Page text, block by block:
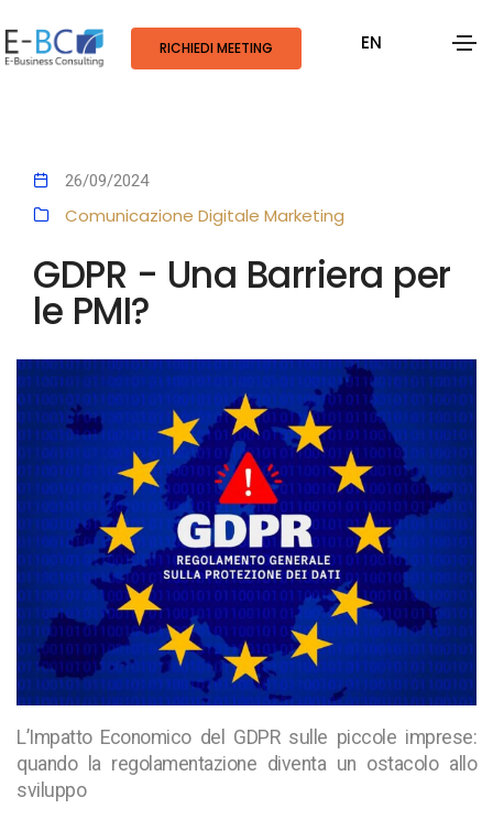
RICHIEDI MEETING EN
26/09/2024
Comunicazione Digitale Marketing
GDPR - Una Barriera per
le PMI?
L’Impatto Economico del GDPR sulle piccole imprese:
quando la regolamentazione diventa un ostacolo allo
sviluppo